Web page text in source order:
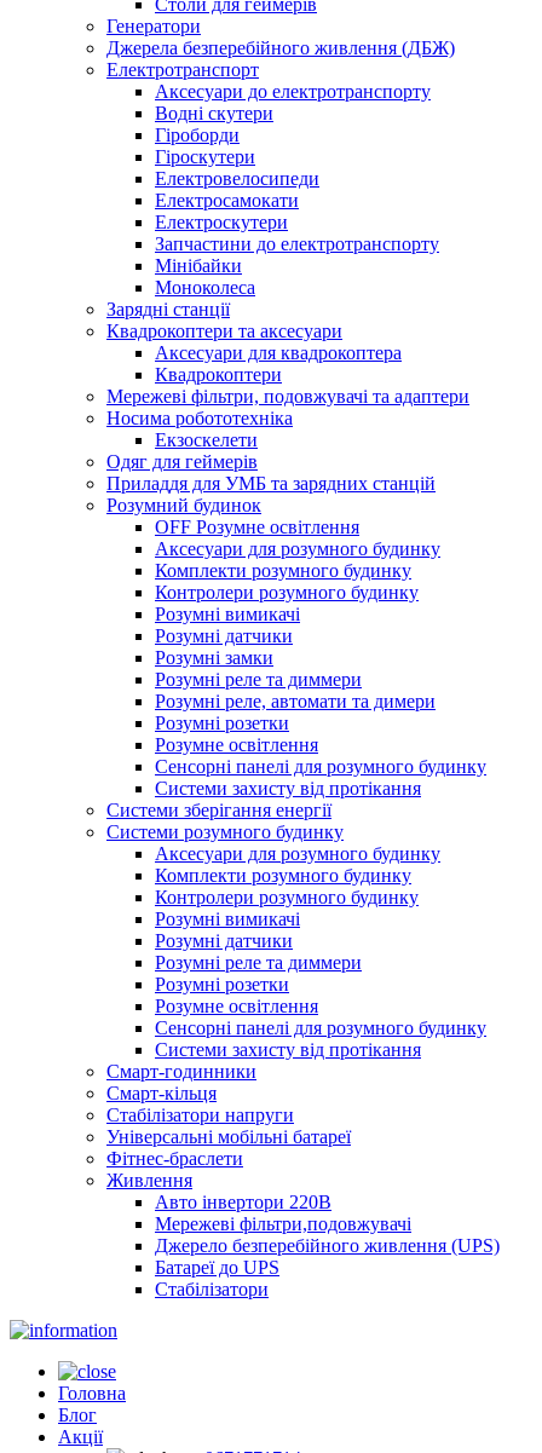
Столи для геймерів
Генератори
Джерела безперебійного живлення (ДБЖ)
Електротранспорт
Аксесуари до електротранспорту
Водні скутери
Гіроборди
Гіроскутери
Електровелосипеди
Електросамокати
Електроскутери
Запчастини до електротранспорту
Мінібайки
Моноколеса
Зарядні станції
Квадрокоптери та аксесуари
Аксесуари для квадрокоптера
Квадрокоптери
Мережеві фільтри, подовжувачі та адаптери
Носима робототехніка
Екзоскелети
Одяг для геймерів
Приладдя для УМБ та зарядних станцій
Розумний будинок
OFF Розумне освітлення
Аксесуари для розумного будинку
Комплекти розумного будинку
Контролери розумного будинку
Розумні вимикачі
Розумні датчики
Розумні замки
Розумні реле та диммери
Розумні реле, автомати та димери
Розумні розетки
Розумне освітлення
Сенсорні панелі для розумного будинку
Системи захисту від протікання
Системи зберігання енергії
Системи розумного будинку
Аксесуари для розумного будинку
Комплекти розумного будинку
Контролери розумного будинку
Розумні вимикачі
Розумні датчики
Розумні реле та диммери
Розумні розетки
Розумне освітлення
Сенсорні панелі для розумного будинку
Системи захисту від протікання
Смарт-годинники
Смарт-кільця
Стабілізатори напруги
Універсальні мобільні батареї
Фітнес-браслети
Живлення
Авто інвертори 220В
Мережеві фільтри,подовжувачі
Джерело безперебійного живлення (UPS)
Батареї до UPS
Стабілізатори
Головна
Блог
Акції